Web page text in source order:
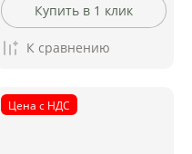
Купить в 1 клик
К сравнению
Цена с НДС